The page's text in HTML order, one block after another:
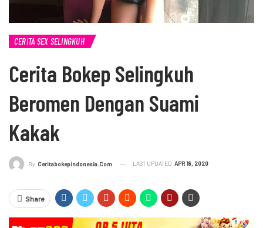
CERITA SEX SELINGKUH
Cerita Bokep Selingkuh
Beromen Dengan Suami
Kakak
By Ceritabokepindonesia.com LAST UPDATED APR 18, 2020
Share